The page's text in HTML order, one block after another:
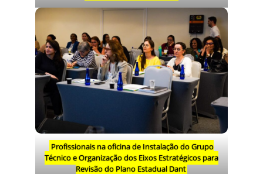
Profissionais na oficina de Instalação do Grupo
Técnico e Organização dos Eixos Estratégicos para
Revisão do Plano Estadual Dant